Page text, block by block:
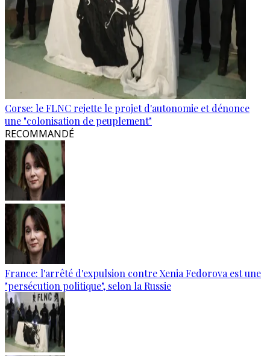
Corse: le FLNC rejette le projet d'autonomie et dénonce
une "colonisation de peuplement"
RECOMMANDÉ
France: l'arrêté d'expulsion contre Xenia Fedorova est une
"persécution politique", selon la Russie